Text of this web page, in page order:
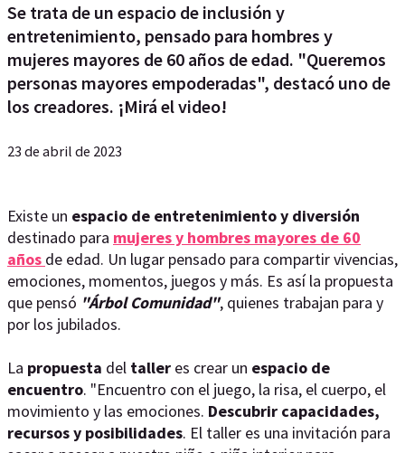
Se trata de un espacio de inclusión y
entretenimiento, pensado para hombres y
mujeres mayores de 60 años de edad. "Queremos
personas mayores empoderadas", destacó uno de
los creadores. ¡Mirá el video!
23 de abril de 2023
Existe un espacio de entretenimiento y diversión
destinado para mujeres y hombres mayores de 60
años de edad. Un lugar pensado para compartir vivencias,
emociones, momentos, juegos y más. Es así la propuesta
que pensó "Árbol Comunidad", quienes trabajan para y
por los jubilados.
La propuesta del taller es crear un espacio de
encuentro. "Encuentro con el juego, la risa, el cuerpo, el
movimiento y las emociones. Descubrir capacidades,
recursos y posibilidades. El taller es una invitación para